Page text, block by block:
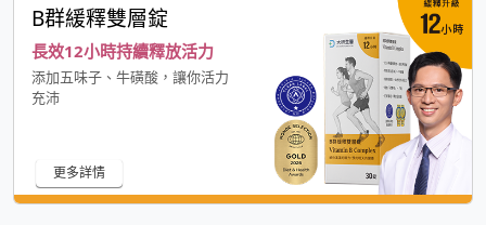
B群緩釋雙層錠
長效12小時持續釋放活力
添加五味子、牛磺酸，讓你活力
充沛
更多詳情